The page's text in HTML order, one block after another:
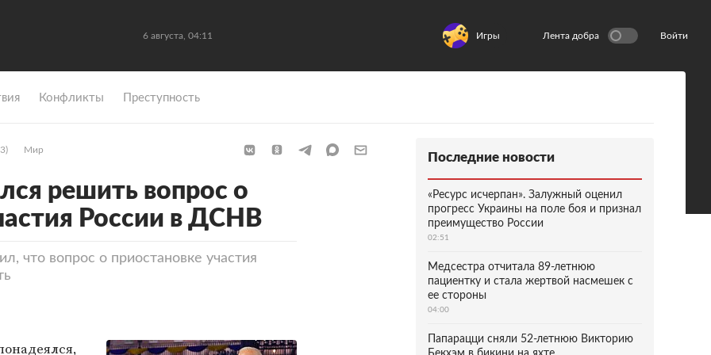
6 августа, 04:11 Игры Лента добра Войти
Конфликты Преступность
Мир
решить вопрос о
России в ДСНВ
что вопрос о приостановке участия
Последние новости
«Ресурс исчерпан». Залужный оценил
прогресс Украины на поле боя и признал
преимущество России
02:51
Медсестра отчитала 89-летнюю
пациентку и стала жертвой насмешек с
ее стороны
04:00
Папарацци сняли 52-летнюю Викторию